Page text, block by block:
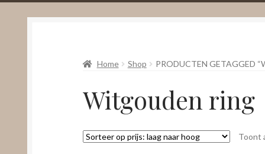
Home Shop PRODUCTEN GETAGGED
Witgouden ring
Toont